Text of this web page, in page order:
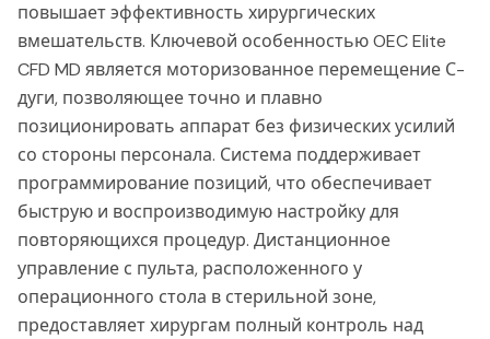
повышает эффективность хирургических
вмешательств. Ключевой особенностью OEC Elite
CFD MD является моторизованное перемещение С-
дуги, позволяющее точно и плавно
позиционировать аппарат без физических усилий
со стороны персонала. Система поддерживает
программирование позиций, что обеспечивает
быструю и воспроизводимую настройку для
повторяющихся процедур. Дистанционное
управление с пульта, расположенного у
операционного стола в стерильной зоне,
предоставляет хирургам полный контроль над